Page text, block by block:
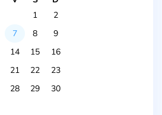
1
2
7 8
9
14 15
16
21 22
23
28 29
30